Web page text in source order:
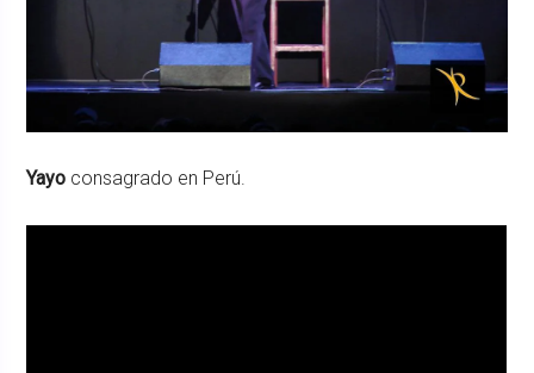
Yayo consagrado en Perú.